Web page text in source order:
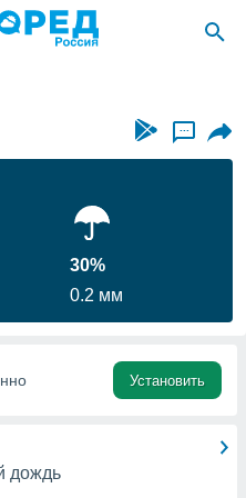
...
30%
0.2 мм
Установить
дождь